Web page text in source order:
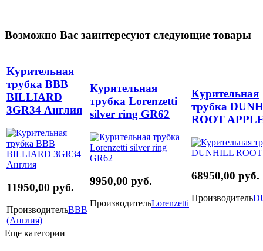
Возможно Вас заинтересуют следующие товары
Курительная
трубка BBB
BILLIARD
3GR34 Англия
11950,00 руб.
ПроизводительBBB
(Англия)
Курительная
трубка Lorenzetti
silver ring GR62
9950,00 руб.
ПроизводительLorenzetti
Курительная
трубка
ROOT
68950,00 руб.
Производитель
Еще категории